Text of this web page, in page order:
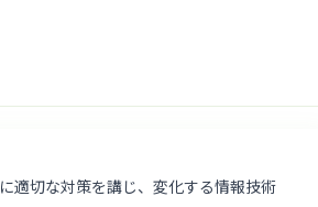
適切な対策を講じ、変化する情報技術